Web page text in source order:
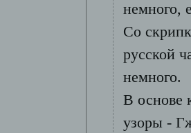
немного,
Со
русской
немного.
В основе
узоры -